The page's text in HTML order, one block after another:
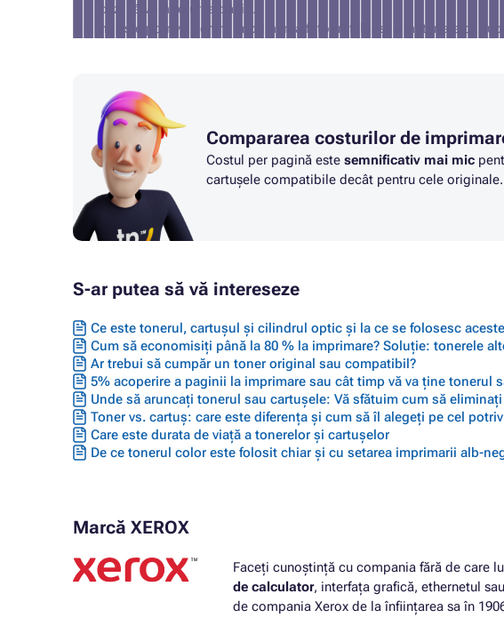
caz, vă vom returna banii).
nu este potrivit pentru imprimarea fotografiilor și a materialelor
Compararea costurilor de
Costul per pagină este semnificativ mai mic
cartușele compatibile decât pentru cele originale.
S-ar putea să vă intereseze
Ce este tonerul, cartușul și cilindrul optic și la ce se folosesc
Cum să economisiți până la 80 % la imprimare? Soluție: tonerele
Ar trebui să cumpăr un toner original sau compatibil?
5% acoperire a paginii la imprimare sau cât timp vă va ține tonerul
Unde să aruncați tonerul sau cartușele: Vă sfătuim cum să
Toner vs. cartuș: care este diferența și cum să îl alegeți pe cel
Care este durata de viață a tonerelor și cartușelor
De ce tonerul color este folosit chiar și cu setarea imprimarii alb-
Marcă XEROX
Faceți cunoștință cu compania fără de care
de calculator, interfața grafică, ethernetul sau
de compania Xerox de la înființarea sa în